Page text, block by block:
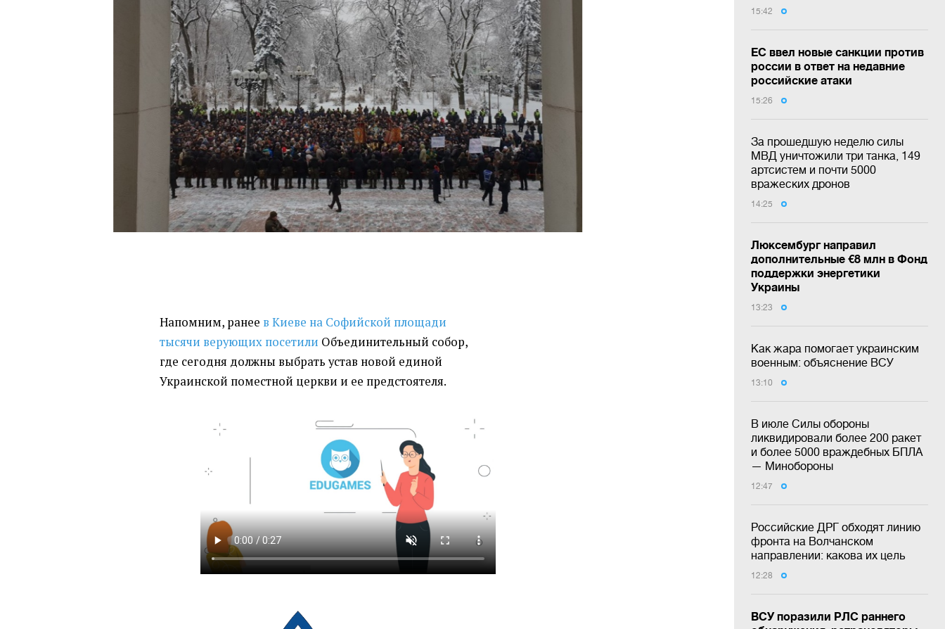
15:42
ЕС ввел новые санкции против
россии в ответ на недавние
российские атаки
15:26
За прошедшую неделю силы
МВД уничтожили три танка, 149
артсистем и почти 5000
вражеских дронов
14:25
Люксембург направил
дополнительные €8 млн в Фонд
поддержки энергетики
Украины
13:23
Как жара помогает украинским
военным: объяснение ВСУ
13:10
В июле Силы обороны
ликвидировали более 200 ракет
и более 5000 враждебных БПЛА
— Минобороны
12:47
Российские ДРГ обходят линию
фронта на Волчанском
направлении: какова их цель
12:28
ВСУ поразили РЛС раннего
Напомним, ранее в Киеве на Софийской площади
тысячи верующих посетили Объединительный собор,
где сегодня должны выбрать устав новой единой
Украинской поместной церкви и ее предстоятеля.